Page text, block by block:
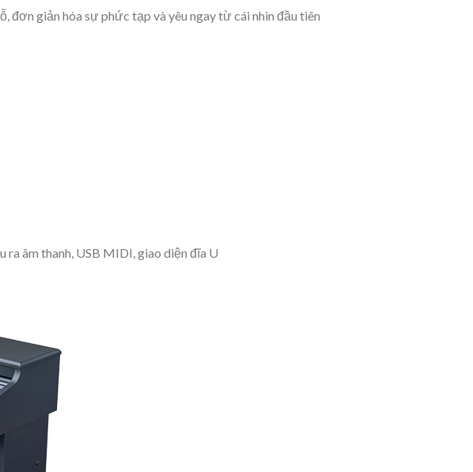
đơn giản hóa sự phức tạp và yêu ngay từ cái nhìn đầu tiên
ra âm thanh, USB MIDI, giao diện đĩa U